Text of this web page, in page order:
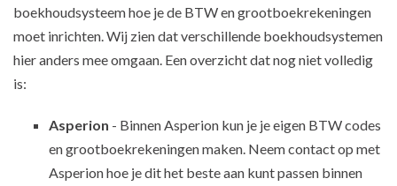
boekhoudsysteem hoe je de BTW en grootboekrekeningen
moet inrichten. Wij zien dat verschillende boekhoudsystemen
hier anders mee omgaan. Een overzicht dat nog niet volledig
is:
Asperion - Binnen Asperion kun je je eigen BTW codes
en grootboekrekeningen maken. Neem contact op met
Asperion hoe je dit het beste aan kunt passen binnen